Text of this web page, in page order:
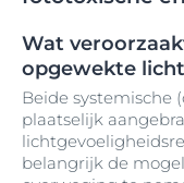
Wat
opgewekte
Beide systemische
plaatselijk
belangrijk de